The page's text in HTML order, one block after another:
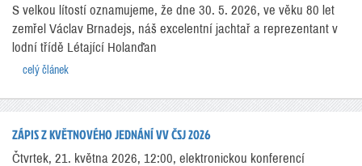
S velkou lítostí oznamujeme, že dne 30. 5. 2026, ve věku 80 let
zemřel Václav Brnadejs, náš excelentní jachtař a reprezentant v
lodní třídě Létající Holanďan
celý článek
ZÁPIS Z KVĚTNOVÉHO JEDNÁNÍ VV ČSJ 2026
Čtvrtek, 21. května 2026, 12:00, elektronickou konferencí